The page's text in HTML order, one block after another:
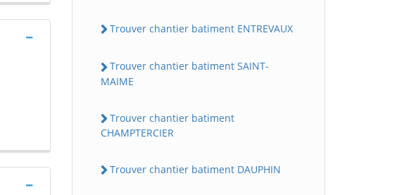
Trouver chantier batiment ENTREVAUX
Trouver chantier batiment SAINT-
MAIME
Trouver chantier batiment
CHAMPTERCIER
Trouver chantier batiment DAUPHIN